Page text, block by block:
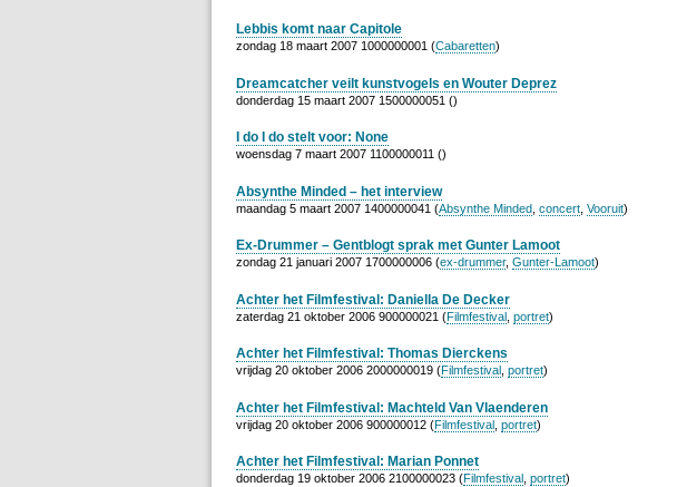
Lebbis komt naar Capitole
zondag 18 maart 2007 1000000001 (Cabaretten)
Dreamcatcher veilt kunstvogels en Wouter Deprez
donderdag 15 maart 2007 1500000051 ()
I do I do stelt voor: None
woensdag 7 maart 2007 1100000011 ()
Absynthe Minded – het interview
maandag 5 maart 2007 1400000041 (Absynthe Minded concert Vooruit)
Ex-Drummer – Gentblogt sprak met Gunter Lamoot
zondag 21 januari 2007 1700000006 (ex-drummer, Gunter-Lamoot)
Achter het Filmfestival: Daniella De Decker
zaterdag 21 oktober 2006 900000021 (Filmfestival portret)
Achter het Filmfestival: Thomas Dierckens
vrijdag 20 oktober 2006 2000000019 (Filmfestival portret)
Achter het Filmfestival: Machteld Van Vlaenderen
vrijdag 20 oktober 2006 900000012 (Filmfestival portret)
Achter het Filmfestival: Marian Ponnet
donderdag 19 oktober 2006 2100000023 (Filmfestival portret)